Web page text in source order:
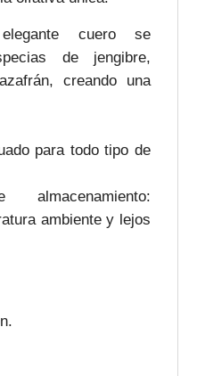
cuero se
de jengibre,
creando una
para todo tipo de
almacenamiento:
ambiente y lejos